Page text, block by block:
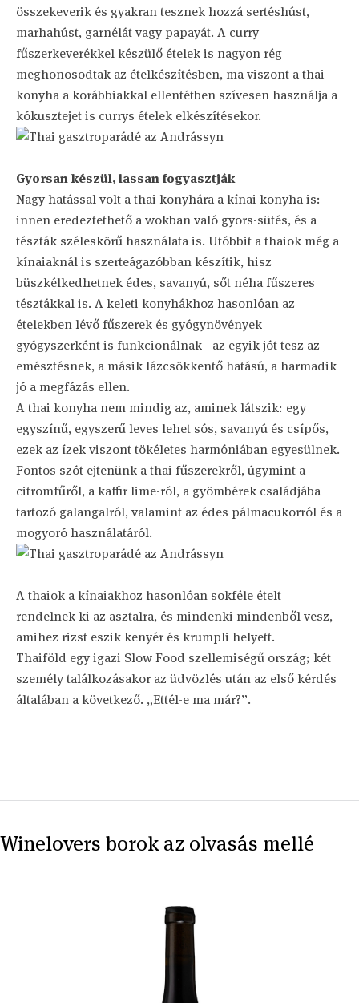
összekeverik és gyakran tesznek hozzá sertéshúst,
marhahúst, garnélát vagy papayát. A curry
fűszerkeverékkel készülő ételek is nagyon rég
meghonosodtak az ételkészítésben, ma viszont a thai
konyha a korábbiakkal ellentétben szívesen használja a
kókusztejet is currys ételek elkészítésekor.
Gyorsan készül, lassan fogyasztják
Nagy hatással volt a thai konyhára a kínai konyha is:
innen eredeztethető a wokban való gyors-sütés, és a
tészták széleskörű használata is. Utóbbit a thaiok még a
kínaiaknál is szerteágazóbban készítik, hisz
büszkélkedhetnek édes, savanyú, sőt néha fűszeres
tésztákkal is. A keleti konyhákhoz hasonlóan az
ételekben lévő fűszerek és gyógynövények
gyógyszerként is funkcionálnak - az egyik jót tesz az
emésztésnek, a másik lázcsökkentő hatású, a harmadik
jó a megfázás ellen.
A thai konyha nem mindig az, aminek látszik: egy
egyszínű, egyszerű leves lehet sós, savanyú és csípős,
ezek az ízek viszont tökéletes harmóniában egyesülnek.
Fontos szót ejtenünk a thai fűszerekről, úgymint a
citromfűről, a kaffir lime-ról, a gyömbérek családjába
tartozó galangalról, valamint az édes pálmacukorról és a
mogyoró használatáról.
A thaiok a kínaiakhoz hasonlóan sokféle ételt
rendelnek ki az asztalra, és mindenki mindenből vesz,
amihez rizst eszik kenyér és krumpli helyett.
Thaiföld egy igazi Slow Food szellemiségű ország; két
személy találkozásakor az üdvözlés után az első kérdés
általában a következő. „Ettél-e ma már?”.
Winelovers borok az olvasás mellé